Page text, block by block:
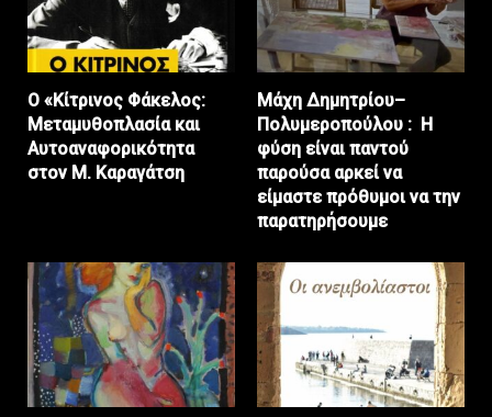
Ο «Κίτρινος Φάκελος:
Μεταμυθοπλασία και
Αυτοαναφορικότητα
στον Μ. Καραγάτση
Μάχη Δημητρίου–
Πολυμεροπούλου : Η
φύση είναι παντού
παρούσα αρκεί να
είμαστε πρόθυμοι να την
παρατηρήσουμε